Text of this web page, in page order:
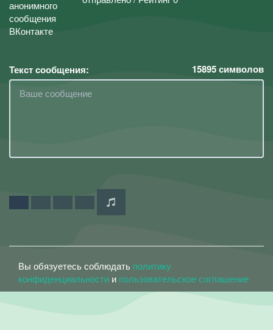
Текст сообщения: 15895символов
Вы обязуетесь соблюдать политику
конфиденциальности и пользовательское соглашение